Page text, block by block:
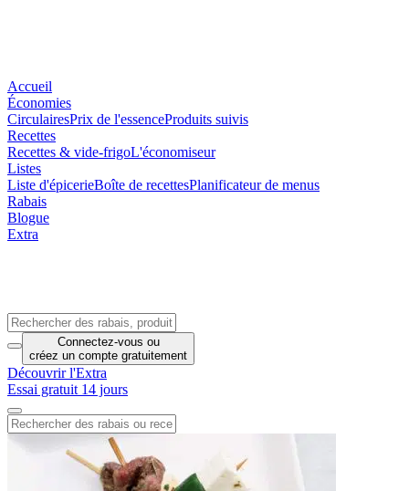
Accueil
Économies
CirculairesPrix de l'essenceProduits suivis
Recettes
Recettes & vide-frigoL'économiseur
Listes
Liste d'épicerieBoîte de recettesPlanificateur de menus
Rabais
Blogue
Extra
Connectez-vous ou
créez un compte gratuitement
Découvrir l'Extra
Essai gratuit 14 jours